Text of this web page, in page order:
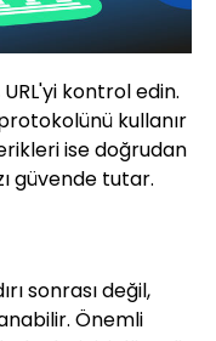
kontrol edin.
kullanır
ise doğrudan
güvende tutar.
sonrası değil,
Önemli